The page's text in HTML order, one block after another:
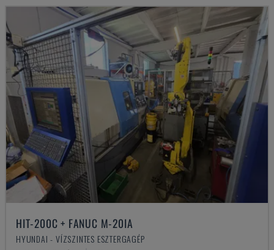
HIT-200C + FANUC M-20IA
HYUNDAI - VÍZSZINTES ESZTERGAGÉP